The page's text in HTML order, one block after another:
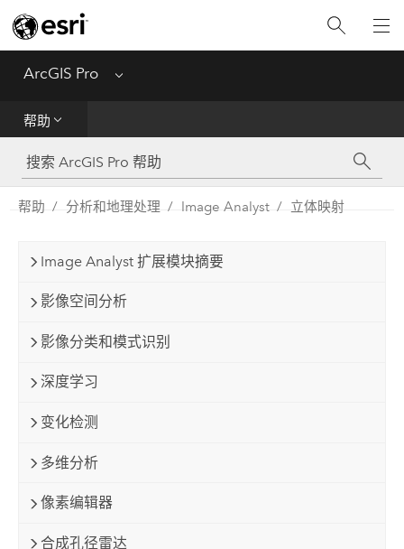
ArcGIS Pro Menu
帮助
工具参考
Python
帮助 分析和地理处理 Image Analyst 立体映射
Image Analyst 扩展模块摘要
影像空间分析
影像分类和模式识别
深度学习
变化检测
多维分析
像素编辑器
合成孔径雷达